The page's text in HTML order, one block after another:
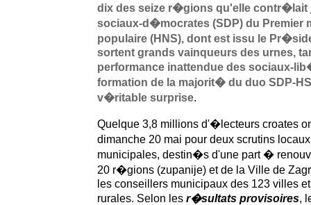
dix des seize r�gions qu'elle
sociaux-d�mocrates (SDP) du Premier
populaire (HNS), dont est issu le
sortent grands vainqueurs des urnes,
performance inattendue des sociaux-
formation de la majorit� du duo SDP-
v�ritable surprise.
Quelque 3,8 millions d'�lecteurs croates
dimanche 20 mai pour deux scrutins
municipales, destin�s d'une part �
20 r�gions (zupanije) et de la Ville de
les conseillers municipaux des 123 villes
rurales. Selon les r�sultats provisoires,